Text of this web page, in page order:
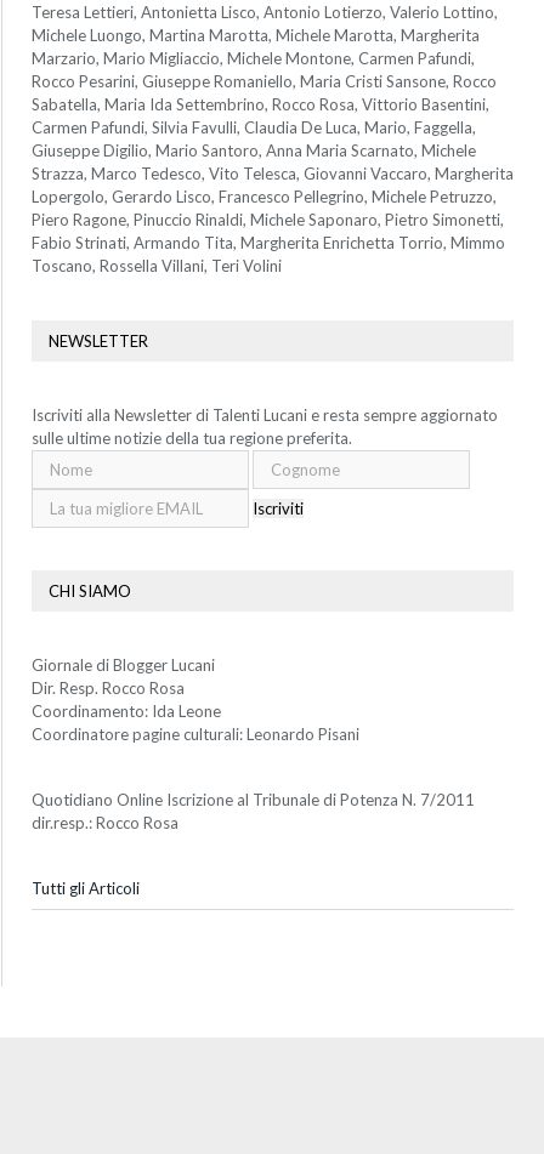
Teresa Lettieri, Antonietta Lisco, Antonio Lotierzo, Valerio Lottino,
Michele Luongo, Martina Marotta, Michele Marotta, Margherita
Marzario, Mario Migliaccio, Michele Montone, Carmen Pafundi,
Rocco Pesarini, Giuseppe Romaniello, Maria Cristi Sansone, Rocco
Sabatella, Maria Ida Settembrino, Rocco Rosa, Vittorio Basentini,
Carmen Pafundi, Silvia Favulli, Claudia De Luca, Mario, Faggella,
Giuseppe Digilio, Mario Santoro, Anna Maria Scarnato, Michele
Strazza, Marco Tedesco, Vito Telesca, Giovanni Vaccaro, Margherita
Lopergolo, Gerardo Lisco, Francesco Pellegrino, Michele Petruzzo,
Piero Ragone, Pinuccio Rinaldi, Michele Saponaro, Pietro Simonetti,
Fabio Strinati, Armando Tita, Margherita Enrichetta Torrio, Mimmo
Toscano, Rossella Villani, Teri Volini
NEWSLETTER
Iscriviti alla Newsletter di Talenti Lucani e resta sempre aggiornato
sulle ultime notizie della tua regione preferita.
Iscriviti
CHI SIAMO
Giornale di Blogger Lucani
Dir. Resp. Rocco Rosa
Coordinamento: Ida Leone
Coordinatore pagine culturali: Leonardo Pisani
Quotidiano Online Iscrizione al Tribunale di Potenza N. 7/2011
dir.resp.: Rocco Rosa
Tutti gli Articoli